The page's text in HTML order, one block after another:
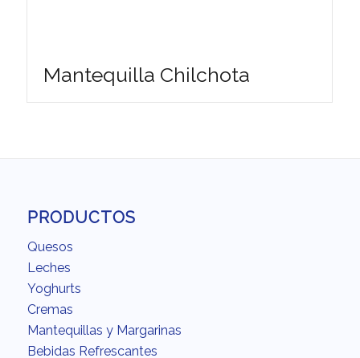
Mantequilla Chilchota
PRODUCTOS
Quesos
Leches
Yoghurts
Cremas
Mantequillas y Margarinas
Bebidas Refrescantes